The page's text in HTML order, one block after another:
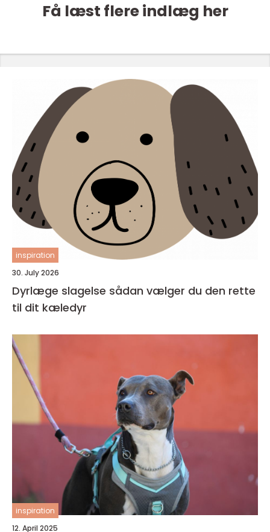
Få læst flere indlæg her
inspiration
30. July 2026
Dyrlæge slagelse sådan vælger du den rette
til dit kæledyr
inspiration
12. April 2025